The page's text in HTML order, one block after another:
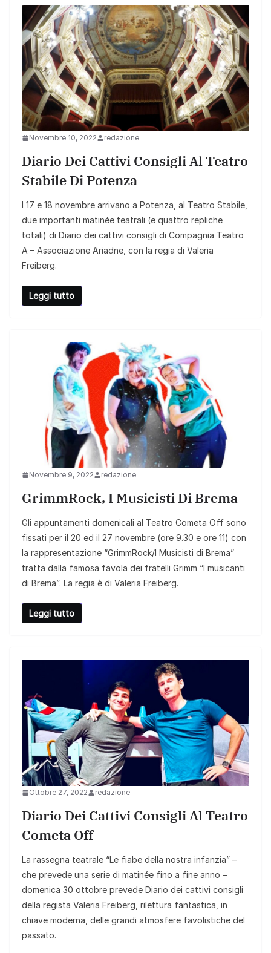
Novembre 10, 2022 redazione
Diario Dei Cattivi Consigli Al Teatro
Stabile Di Potenza
l 17 e 18 novembre arrivano a Potenza, al Teatro Stabile,
due importanti matinée teatrali (e quattro repliche
totali) di Diario dei cattivi consigli di Compagnia Teatro
A – Associazione Ariadne, con la regia di Valeria
Freiberg.
Leggi tutto
Novembre 9, 2022 redazione
GrimmRock, I Musicisti Di Brema
Gli appuntamenti domenicali al Teatro Cometa Off sono
fissati per il 20 ed il 27 novembre (ore 9.30 e ore 11) con
la rappresentazione “GrimmRock/I Musicisti di Brema”
tratta dalla famosa favola dei fratelli Grimm “I musicanti
di Brema”. La regia è di Valeria Freiberg.
Leggi tutto
Ottobre 27, 2022 redazione
Diario Dei Cattivi Consigli Al Teatro
Cometa Off
La rassegna teatrale “Le fiabe della nostra infanzia” –
che prevede una serie di matinée fino a fine anno –
domenica 30 ottobre prevede Diario dei cattivi consigli
della regista Valeria Freiberg, rilettura fantastica, in
chiave moderna, delle grandi atmosfere favolistiche del
passato.